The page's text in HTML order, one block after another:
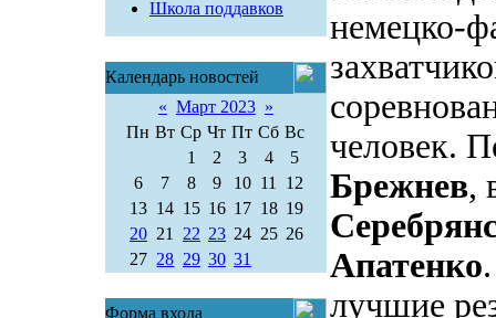
Школа поддавков
Календарь новостей
« Март 2023 »
Пн Вт Ср Чт Пт Сб Вс
1
2 3 4
5
6
7 8 9 10 11
12
13 14 15 16 17 18 19
20 21 22 23 24 25 26
27 28 29 30 31
Форма входа
немецко-
человек.
Брежнев,
Апатенко
лучшие